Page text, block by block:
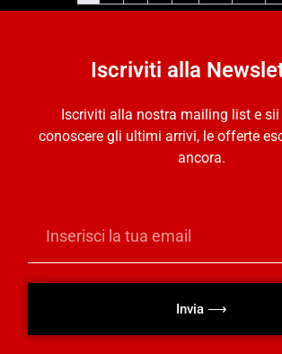
Iscriviti alla
Iscriviti alla nostra mailing list e
conoscere gli ultimi arrivi, le offerte
ancora.
Invia ⟶